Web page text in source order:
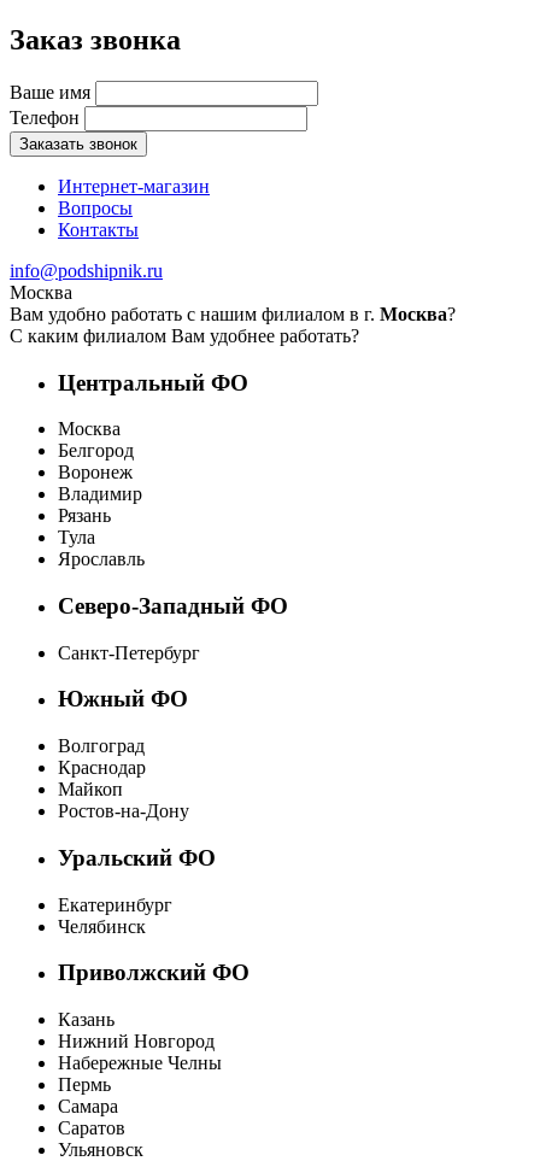
Заказ звонка
Ваше имя
Телефон
Заказать звонок
Интернет-магазин
Вопросы
Контакты
info@podshipnik.ru
Москва
Вам удобно работать с нашим филиалом в г. Москва?
С каким филиалом Вам удобнее работать?
Центральный ФО
Москва
Белгород
Воронеж
Владимир
Рязань
Тула
Ярославль
Северо-Западный ФО
Санкт-Петербург
Южный ФО
Волгоград
Краснодар
Майкоп
Ростов-на-Дону
Уральский ФО
Екатеринбург
Челябинск
Приволжский ФО
Казань
Нижний Новгород
Набережные Челны
Пермь
Самара
Саратов
Ульяновск